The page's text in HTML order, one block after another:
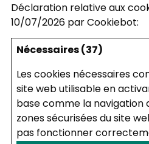
Déclaration relative aux
10/07/2026 parCookiebot:
Nécessaires (37)
Les cookies nécessaires
site web utilisable en
base comme la navigation
zones sécurisées du site
pas fonctionner